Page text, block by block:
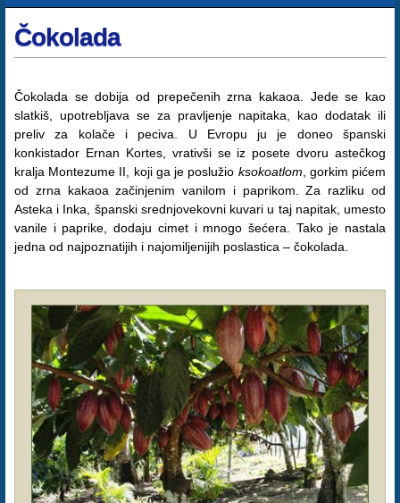
Čokolada
Čokolada se dobija od prepečenih zrna kakaoa. Jede se kao
slatkiš, upotrebljava se za pravljenje napitaka, kao dodatak ili
preliv za kolače i peciva. U Evropu ju je doneo španski
konkistador Ernan Kortes, vrativši se iz posete dvoru astečkog
kralja Montezume II, koji ga je poslužio ksokoatlom , gorkim pićem
od zrna kakaoa začinjenim vanilom i paprikom. Za razliku od
Asteka i Inka, španski srednjovekovni kuvari u taj napitak, umesto
vanile i paprike, dodaju cimet i mnogo šećera. Tako je nastala
jedna od najpoznatijih i najomiljenijih poslastica – čokolada.